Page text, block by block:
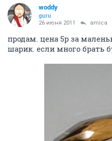
woddy
guru
26 июня 2011 amica
продам. цена 5р за
шарик. если много брать